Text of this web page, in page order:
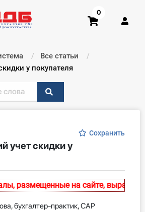
0
Все статьи
у покупателя
Сохранить
учет скидки у
размещенные на сайте, выражают
бухгалтер-практик, САР